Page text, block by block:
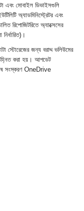
এবং মোবাইল ডিভাইসগুলি
অ্যাডমিনিস্ট্রেটর এবং
রিপোজিটরিতে অ্যাক্সেসের
স্টোরেজের জন্য বরাদ্দ ভলিউমের
চিহ্নিত করা হয়। আপডেট
সংস্করণ OneDrive